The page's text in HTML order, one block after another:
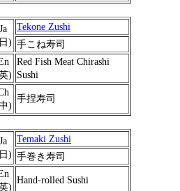
Ja
)
Tekone Zushi
手こね寿司
)
Red Fish Meat Chirashi
Sushi
)
手捏寿司
Ja
)
Temaki Zushi
手巻き寿司
)
Hand-rolled Sushi